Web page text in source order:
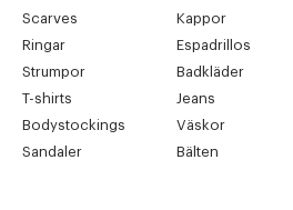
Scarves
Kappor
Ringar
Espadrillos
Strumpor
Badkläder
T-shirts
Jeans
Bodystockings
Väskor
Sandaler
Bälten